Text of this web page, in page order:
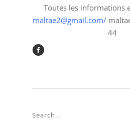
Toutes les informations
maltae2@gmail.com/
44